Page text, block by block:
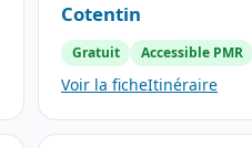
Cotentin
Gratuit Accessible PMR
Voir la ficheItinéraire